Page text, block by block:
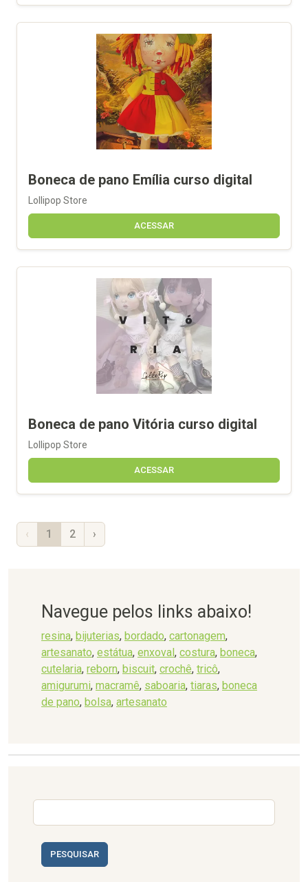
Boneca de pano Emília curso digital
Lollipop Store
ACESSAR
Boneca de pano Vitória curso digital
Lollipop Store
ACESSAR
‹ 1 2 ›
Navegue pelos links abaixo!
resina, bijuterias, bordado, cartonagem,
artesanato, estátua, enxoval, costura, boneca,
cutelaria, reborn, biscuit, crochê, tricô,
amigurumi, macramê, saboaria, tiaras, boneca
de pano, bolsa, artesanato
PESQUISAR